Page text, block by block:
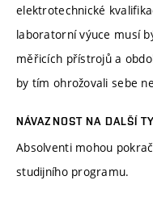
elektrotechnické
laboratorní výuce musí
měřicích přístrojů a
by tím ohrožovali sebe
NÁVAZNOST NA DALŠÍ
Absolventi mohou
studijního programu.